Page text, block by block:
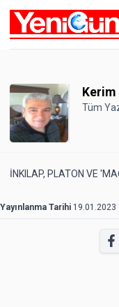
Kerim
Tüm
İNKILAP, PLATON VE
Yayınlanma Tarihi 19.01.2023